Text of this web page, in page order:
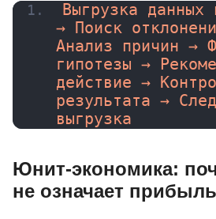
Выгрузка данных
→ Поиск
Анализ причин →
гипотезы →
действие →
результата →
выгрузка
Юнит-экономика:
не означает прибыль